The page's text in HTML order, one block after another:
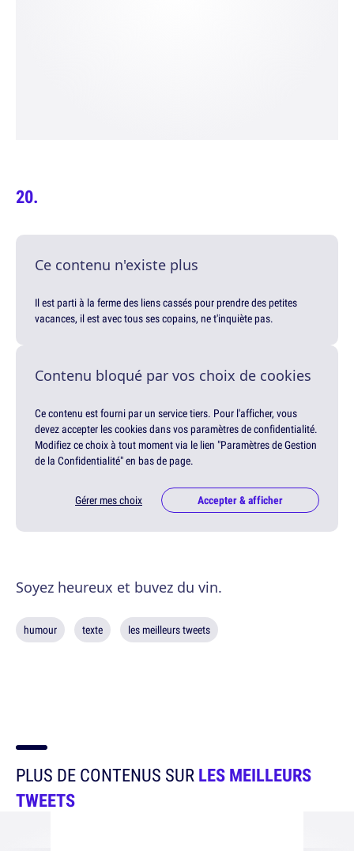
Ce contenu n'existe plus
Il est parti à la ferme des liens cassés pour prendre des petites
vacances, il est avec tous ses copains, ne t'inquiète pas.
Contenu bloqué par vos choix de cookies
Ce contenu est fourni par un service tiers. Pour l'afficher, vous
devez accepter les cookies dans vos paramètres de confidentialité.
Modifiez ce choix à tout moment via le lien "Paramètres de Gestion
de la Confidentialité" en bas de page.
Gérer mes choix Accepter & afficher
Soyez heureux et buvez du vin.
humour texte les meilleurs tweets
PLUS DE CONTENUS SURLES MEILLEURS
TWEETS